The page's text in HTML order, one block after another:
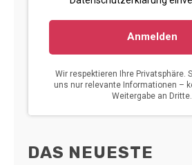
DAS NEUESTE